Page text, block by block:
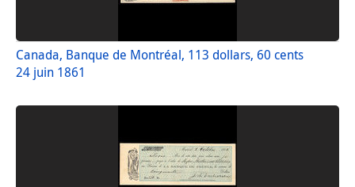
Canada, Banque de Montréal, 113 dollars, 60 cents
24 juin 1861